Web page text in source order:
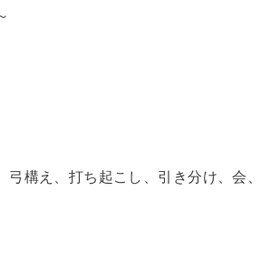
弓構え、打ち起こし、引き分け、会、